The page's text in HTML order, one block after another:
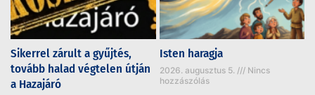
Sikerrel zárult a gyűjtés,
tovább halad végtelen útján
a Hazajáró
Isten haragja
2026. augusztus 5.
Nincs
hozzászólás